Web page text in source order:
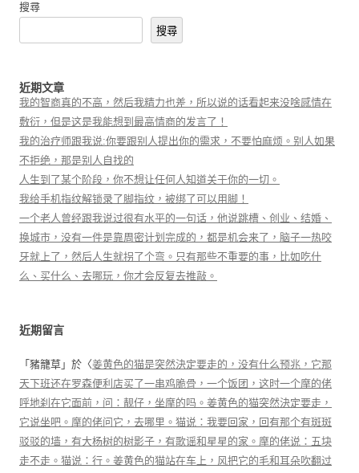
搜尋
搜尋
近期文章
我的智商真的不高，然后我精力也差，所以说的话看起来没啥感情在
敷衍，但是这是我能想到最高情商的发言了！
我的治疗师跟我说:你要跟别人提出你的需求，不要怕麻烦。别人如果
不拒绝，那是别人自找的
人生到了某个阶段，你不想让任何人知道关于你的一切。
我给手机指纹解锁录了脚指纹，被绑了可以用脚！
一个老人曾经跟我说过很有水平的一句话，他说跳槽、创业、结婚、
换城市，没有一件是靠周密计划完成的，都是机会来了，脑子一热咬
牙就上了，然后人生就拐了个弯。只有那些不重要的事，比如吃什
么、买什么、去哪玩，你才会反复去推敲。
近期留言
「 豬籠草 」於〈姜黄色的猫是突然決定要走的，没有什么预兆，它那
天下班还在罗森便利店买了一串鸡脆骨，一个饭团，这时一个摩的佬
呼地刹在它面前，问：靓仔，坐摩的吗。姜黄色的猫突然決定要走，
它说坐吧。摩的佬问它，去哪里。猫说：我要回家，回有那个有斑斑
驳驳的墙，有大杨树的树影子，有歌谣和星星的家。摩的佬说：五块
走不走。猫说：行。姜黄色的猫站在车上，风把它的毛和耳朵吹翻过